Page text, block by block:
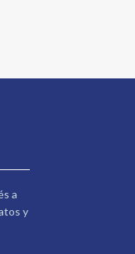
a
y